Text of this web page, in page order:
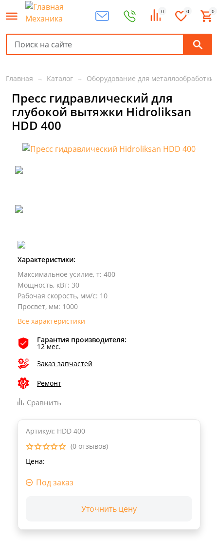
0 0 0
Главная Каталог Оборудование для металлообработки
Пресс гидравлический для
глубокой вытяжки Hidroliksan
HDD 400
Характеристики:
Максимальное усилие, т: 400
Мощность, кВт: 30
Рабочая скорость, мм/с: 10
Просвет, мм: 1000
Все характеристики
Гарантия производителя:
12 мес.
Заказ запчастей
Ремонт
Сравнить
Артикул: HDD 400
(0 отзывов)
Цена:
Под заказ
Уточнить цену